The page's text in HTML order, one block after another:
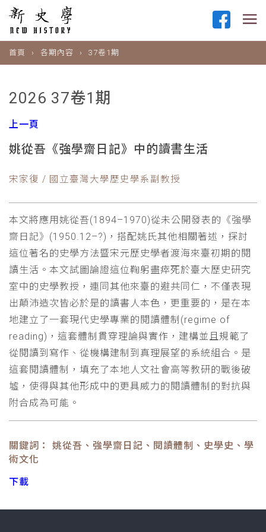
首頁 各期內容 37卷1期
2026 37卷1期
上一頁
姚從吾《強學齋日記》中的讀書生活
宋家復 / 國立臺灣大學歷史學系副教授
本文將應用姚從吾(1894–1970)從未公開發表的《強學
齋日記》(1950.12–?)，搭配姚氏其他相關著述，探討
這位著名的史學方法暨宋元歷史學者渡海來臺初期的閱
讀生活。本文試圖論證這位鞠躬盡瘁死於臺大歷史研究
室中的史學教授，連同其他來臺的避共同仁，不僅表現
出顛沛造次皆必於是的讀書人本色，更重要的，是在本
地建立了一套現代史學專業的閱讀體制(regime of
reading)，這套體制貫穿理論與實作，建構並且規範了
從閱讀到寫作、從機構建制到真理展望的系統組合。是
這套閱讀體制，填充了本地人文社會高等教研的戰後破
墟，使得與其他形成中的更具威力的閱讀體制的對抗與
附合成為可能。
關鍵詞： 姚從吾、強學齋日記、閱讀體制、史學史、學
術文化
下載